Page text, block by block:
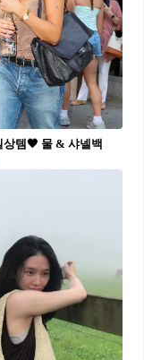
상템🖤 물 & 샤넬백